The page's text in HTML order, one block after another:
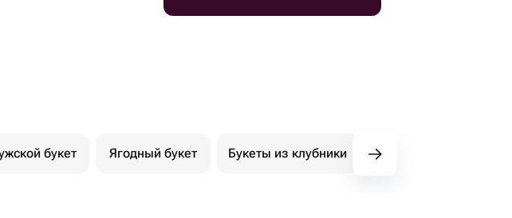
букет Ягодный букет Букеты из клубники Букет из конфет